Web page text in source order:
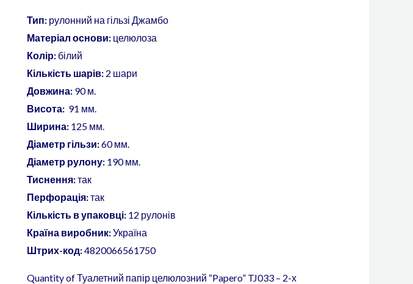
кількість
Тип: рулонний на гільзі Джамбо
Матеріал основи: целюлоза
Колір: білий
Кількість шарів: 2 шари
Довжина: 90 м.
Висота: 91 мм.
Ширина: 125 мм.
Діаметр гільзи:60 мм.
Діаметр рулону: 190 мм.
Тиснення:так
Перфорація:так
Кількість в упаковці: 12 рулонів
Країна виробник:Україна
Штрих-код:4820066561750
Quantity of Туалетний папір целюлозний “Papero” TJ033 – 2-х